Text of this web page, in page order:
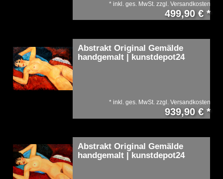
499,90 € *
* inkl. ges. MwSt. zzgl. Versandkosten
Abstrakt Original Gemälde
handgemalt | kunstdepot24
939,90 € *
* inkl. ges. MwSt. zzgl. Versandkosten
Abstrakt Original Gemälde
handgemalt | kunstdepot24